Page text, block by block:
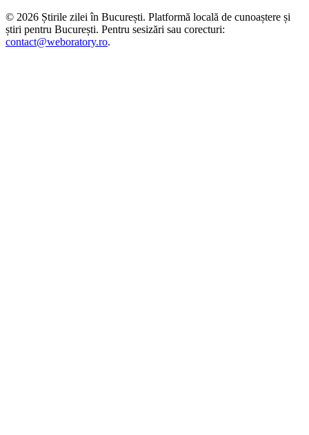
© 2026 Știrile zilei în București. Platformă locală de cunoaștere și
știri pentru București. Pentru sesizări sau corecturi:
contact@weboratory.ro.